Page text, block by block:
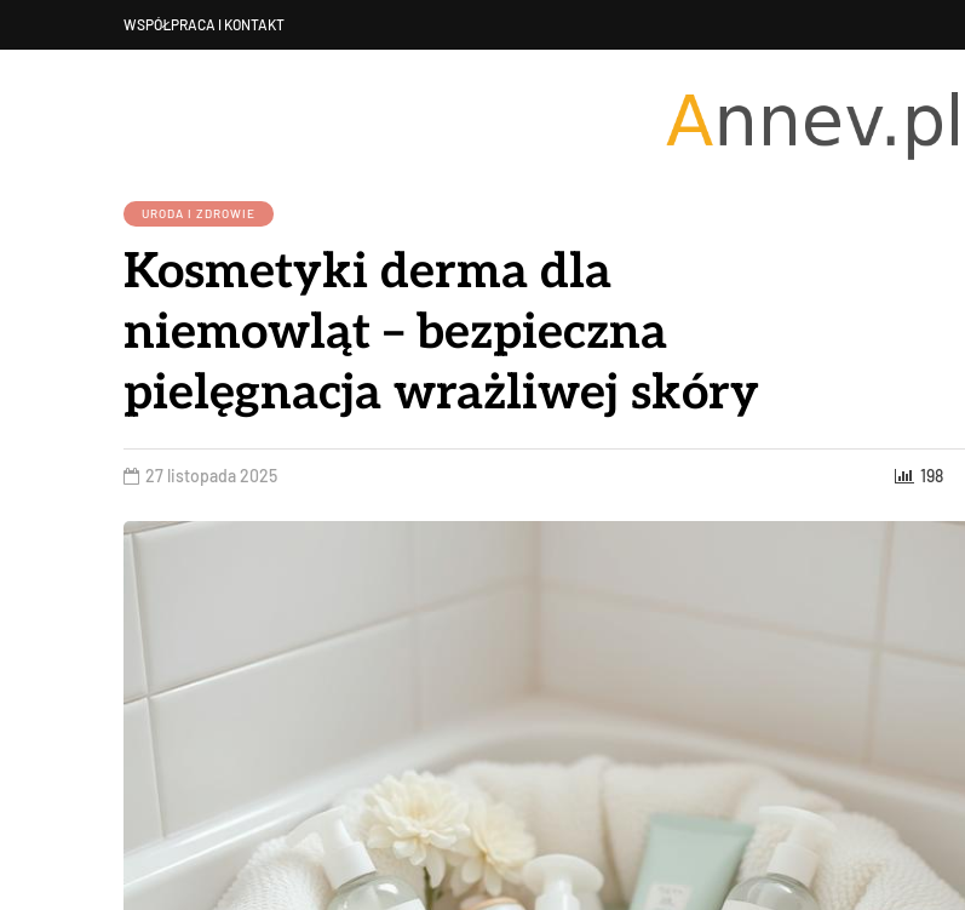
WSPÓŁPRACA I KONTAKT
URODA I ZDROWIE
Kosmetyki derma dla
niemowląt – bezpieczna
pielęgnacja wrażliwej skóry
27 listopada 2025 198